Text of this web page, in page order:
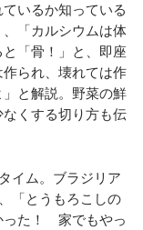
いるか知っている
「カルシウムは体
「骨！」と、即座
られ、壊れては作
と解説。野菜の鮮
くする切り方も伝
イム。ブラジリア
「とうもろこしの
った！ 家でもやっ